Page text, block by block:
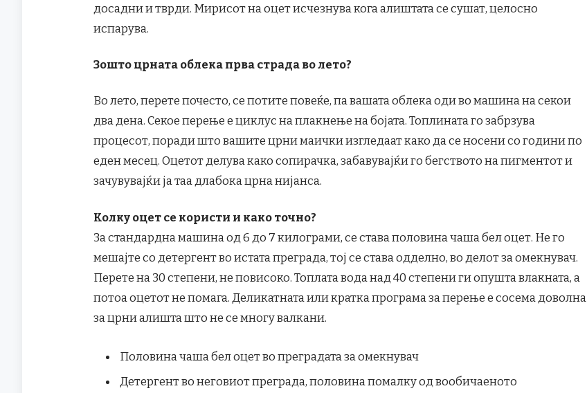
досадни и тврди. Мирисот на оцет исчезнува кога алиштата се сушат, целосно
испарува.
Зошто црната облека прва страда во лето?
Во лето, перете почесто, се потите повеќе, па вашата облека оди во машина на секои
два дена. Секое перење е циклус на плакнење на бојата. Топлината го забрзува
процесот, поради што вашите црни маички изгледаат како да се носени со години по
еден месец. Оцетот делува како сопирачка, забавувајќи го бегството на пигментот и
зачувувајќи ја таа длабока црна нијанса.
Колку оцет се користи и како точно?
За стандардна машина од 6 до 7 килограми, се става половина чаша бел оцет. Не го
мешајте со детергент во истата преграда, тој се става одделно, во делот за омекнувач.
Перете на 30 степени, не повисоко. Топлата вода над 40 степени ги опушта влакната, а
потоа оцетот не помага. Деликатната или кратка програма за перење е сосема доволна
за црни алишта што не се многу валкани.
Половина чаша бел оцет во преградата за омекнувач
Детергент во неговиот преграда, половина помалку од вообичаеното